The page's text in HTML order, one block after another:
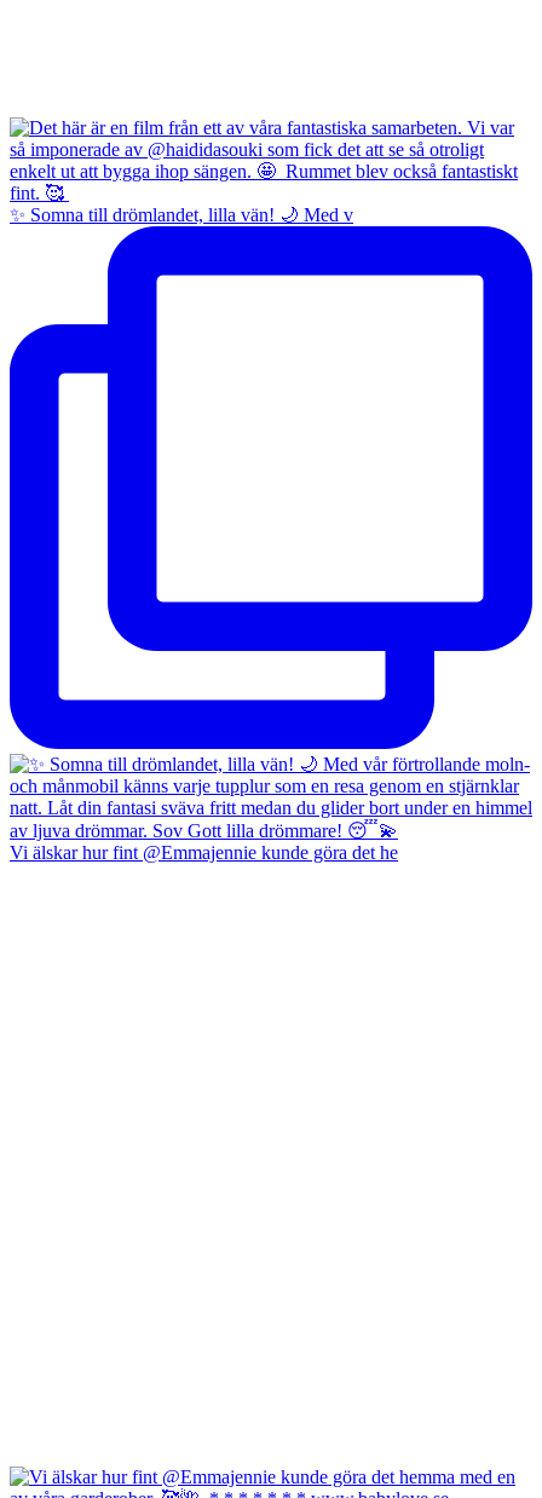
✨ Somna till drömlandet, lilla vän! 🌙 Med v
Vi älskar hur fint @Emmajennie kunde göra det he